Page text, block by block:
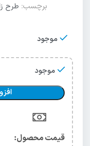
برچسب: طرح
موجود
موجود
قیمت محصول:​